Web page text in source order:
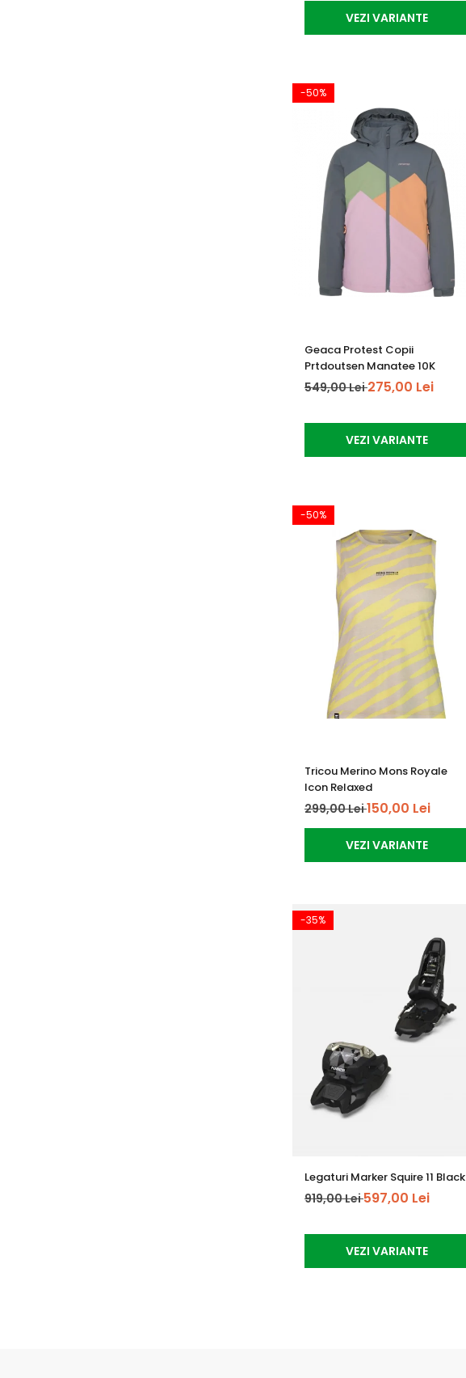
VEZI VARIANTE
-50%
Geaca Protest Copii
Prtdoutsen Manatee 10K
549,00 Lei275,00 Lei
VEZI VARIANTE
-50%
Tricou Merino Mons Royale
Icon Relaxed
299,00 Lei150,00 Lei
VEZI VARIANTE
-35%
Legaturi Marker Squire 11 Black
919,00 Lei597,00 Lei
VEZI VARIANTE